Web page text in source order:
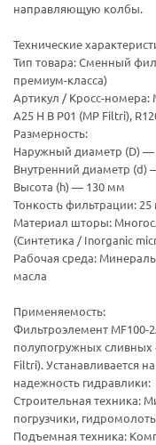
направляющую колбы.
Технические
Тип товара: Сменный
премиум-класса)
Артикул / Кросс-номера:
A25 H B P01 (MP Filtri),
Размерность:
Наружный диаметр (D)
Внутренний диаметр (d)
Высота (h) — 130 мм
Тонкость фильтрации:
Материал шторы:
(Синтетика / Inorganic
Рабочая среда:
масла
Применяемость:
Фильтроэлемент MF100-
полупогружных сливных
Filtri). Устанавливается
надежность гидравлики:
Строительная техника:
погрузчики,
Подъемная техника: